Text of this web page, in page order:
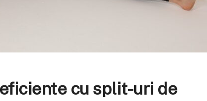
cu split-uri de